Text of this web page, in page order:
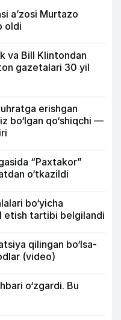
a’zosi Murtazo
oldi
va Bill Klintondan
gazetalari 30 yil
erishgan
bo‘lgan qo‘shiqchi —
“Paxtakor”
o‘tkazildi
bo‘yicha
etish tartibi belgilandi
qilingan bo‘lsa-
(video)
o‘zgardi. Bu